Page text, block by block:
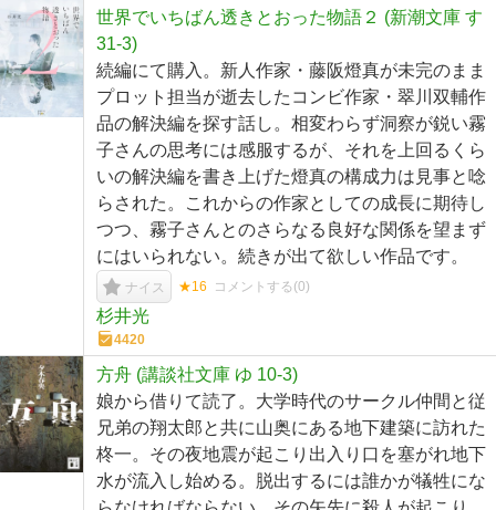
世界でいちばん透きとおった物語２ (新潮文庫 す
31-3)
続編にて購入。新人作家・藤阪燈真が未完のまま
プロット担当が逝去したコンビ作家・翠川双輔作
品の解決編を探す話し。相変わらず洞察が鋭い霧
子さんの思考には感服するが、それを上回るくら
いの解決編を書き上げた燈真の構成力は見事と唸
らされた。これからの作家としての成長に期待し
つつ、霧子さんとのさらなる良好な関係を望まず
にはいられない。続きが出て欲しい作品です。
ナイス ★16 コメントする(0)
杉井光
4420
方舟 (講談社文庫 ゆ 10-3)
娘から借りて読了。大学時代のサークル仲間と従
兄弟の翔太郎と共に山奥にある地下建築に訪れた
柊一。その夜地震が起こり出入り口を塞がれ地下
水が流入し始める。脱出するには誰かが犠牲にな